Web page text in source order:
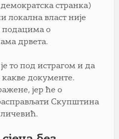
странка)
локална власт није
подацима о
дрвета.
то под истрагом и да
документе.
јер ће о
Скупштина